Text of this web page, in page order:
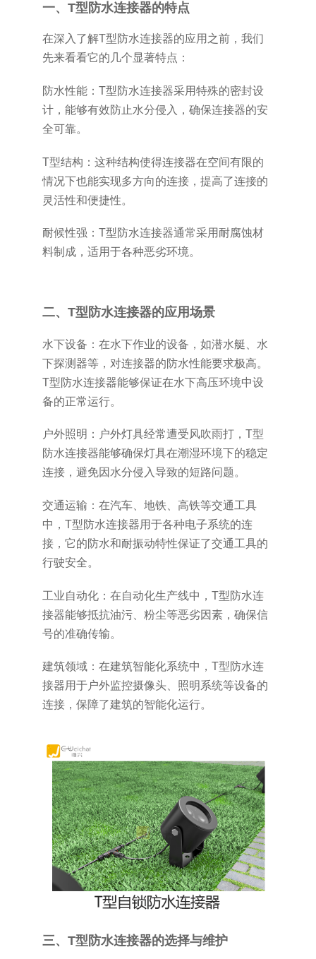
一、T型防水连接器的特点
在深入了解T型防水连接器的应用之前，我们
先来看看它的几个显著特点：
防水性能：T型防水连接器采用特殊的密封设
计，能够有效防止水分侵入，确保连接器的安
全可靠。
T型结构：这种结构使得连接器在空间有限的
情况下也能实现多方向的连接，提高了连接的
灵活性和便捷性。
耐候性强：T型防水连接器通常采用耐腐蚀材
料制成，适用于各种恶劣环境。
二、T型防水连接器的应用场景
水下设备：在水下作业的设备，如潜水艇、水
下探测器等，对连接器的防水性能要求极高。
T型防水连接器能够保证在水下高压环境中设
备的正常运行。
户外照明：户外灯具经常遭受风吹雨打，T型
防水连接器能够确保灯具在潮湿环境下的稳定
连接，避免因水分侵入导致的短路问题。
交通运输：在汽车、地铁、高铁等交通工具
中，T型防水连接器用于各种电子系统的连
接，它的防水和耐振动特性保证了交通工具的
行驶安全。
工业自动化：在自动化生产线中，T型防水连
接器能够抵抗油污、粉尘等恶劣因素，确保信
号的准确传输。
建筑领域：在建筑智能化系统中，T型防水连
接器用于户外监控摄像头、照明系统等设备的
连接，保障了建筑的智能化运行。
三、T型防水连接器的选择与维护